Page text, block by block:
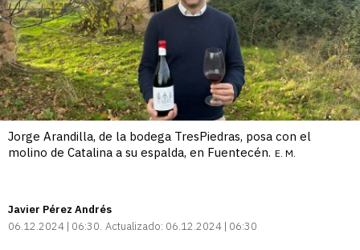
Jorge Arandilla, de la bodega TresPiedras, posa con el
molino de Catalina a su espalda, en Fuentecén. E. M.
Javier Pérez Andrés
06.12.2024 | 06:30 Actualizado: 06.12.2024 | 06:30